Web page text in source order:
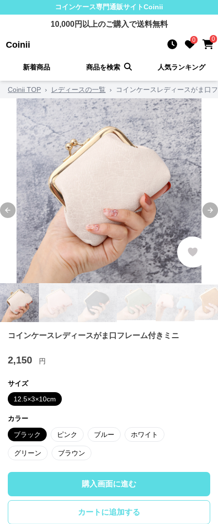
コインケース専門通販サイトCoinii
10,000円以上のご購入で送料無料
Coinii 0 0
新着商品 商品を検索 人気ランキング
Coinii TOP › レディースの一覧 › コインケースレディースがま口
Previous slide
コインケースレディースがま口フレーム付きミニ
2,150 円
サイズ
12.5×3×10cm
カラー
ブラック ピンク ブルー ホワイト
グリーン ブラウン
購入画面に進む
カートに追加する